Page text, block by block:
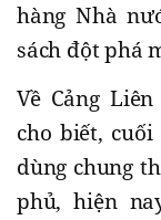
hàng Nhà
sách đột phá
Về Cảng
cho biết,
dùng chung
phủ, hiện